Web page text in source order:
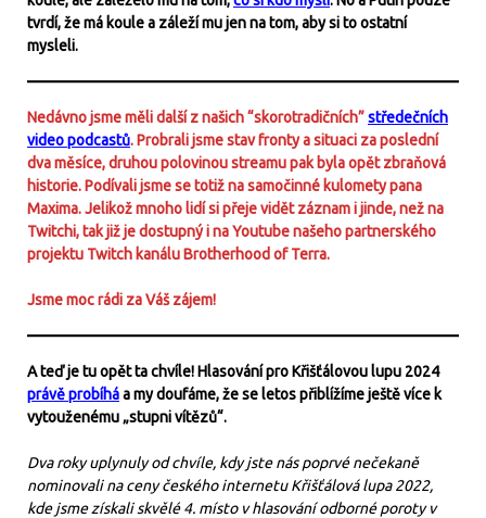
tvrdí, že má koule a záleží mu jen na tom, aby si to ostatní
mysleli.
Nedávno jsme měli další z našich “skorotradičních”středečních
video podcastů. Probrali jsme stav fronty a situaci za poslední
dva měsíce, druhou polovinou streamu pak byla opět zbraňová
historie. Podívali jsme se totiž na samočinné kulomety pana
Maxima. Jelikož mnoho lidí si přeje vidět záznam i jinde, než na
Twitchi, tak již je dostupný i na Youtube našeho partnerského
projektu Twitch kanálu Brotherhood of Terra.
Jsme moc rádi za Váš zájem!
A teď je tu opět ta chvíle! Hlasování pro Křišťálovou lupu 2024
právě probíháa my doufáme, že se letos přiblížíme ještě více k
vytouženému „stupni vítězů“.
Dva roky uplynuly od chvíle, kdy jste nás poprvé nečekaně
nominovali na ceny českého internetu Křišťálová lupa 2022,
kde jsme získali skvělé 4. místo v hlasování odborné poroty v